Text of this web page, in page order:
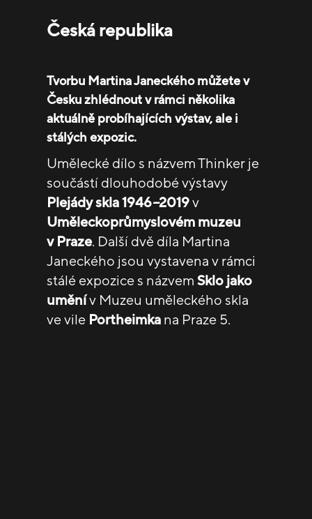
Česká republika
Tvorbu Martina Janeckého můžete v
Česku zhlédnout v rámci několika
aktuálně probíhajících výstav, ale i
stálých expozic.
Umělecké dílo s názvem Thinker je
součástí dlouhodobé výstavy
Plejády skla 1946–⁠2019v
Uměleckoprůmyslovém muzeu
v Praze. Další dvě díla Martina
Janeckého jsou vystavena v rámci
stálé expozice s názvemSklo jako
uměnív Muzeu uměleckého skla
ve vile Portheimka na Praze 5.